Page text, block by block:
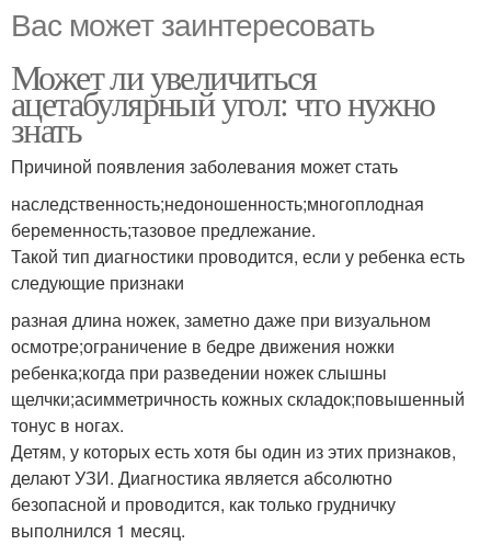
Вас может заинтересовать
Может ли увеличиться
ацетабулярный угол: что нужно
знать
Причиной появления заболевания может стать
наследственность;недоношенность;многоплодная
беременность;тазовое предлежание.
Такой тип диагностики проводится, если у ребенка есть
следующие признаки
разная длина ножек, заметно даже при визуальном
осмотре;ограничение в бедре движения ножки
ребенка;когда при разведении ножек слышны
щелчки;асимметричность кожных складок;повышенный
тонус в ногах.
Детям, у которых есть хотя бы один из этих признаков,
делают УЗИ. Диагностика является абсолютно
безопасной и проводится, как только грудничку
выполнился 1 месяц.